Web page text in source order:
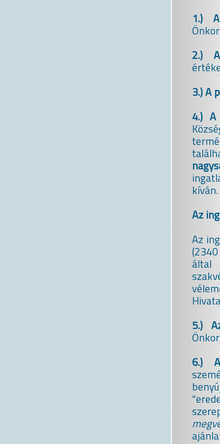
1.)
2.)
3.) A
4.) A
kíván.
Az
Az
által
5.)
6.)